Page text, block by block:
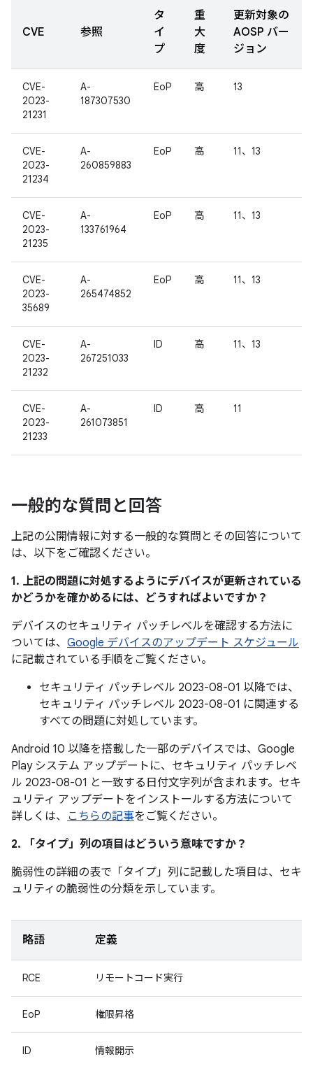
CVE 参照
タ
イ
プ
重
大
度
更新対象の
AOSP バー
ジョン
CVE-
2023-
21231
A-
187307530
EoP 高 13
CVE-
2023-
21234
A-
260859883
EoP 高 11、13
CVE-
2023-
21235
A-
133761964
EoP 高 11、13
CVE-
2023-
35689
A-
265474852
EoP 高 11、13
CVE-
2023-
21232
A-
267251033
ID 高 11、13
CVE-
2023-
21233
A-
261073851
ID 高 11
一般的な質問と回答
上記の公開情報に対する一般的な質問とその回答について
は、以下をご確認ください。
1. 上記の問題に対処するようにデバイスが更新されている
かどうかを確かめるには、どうすればよいですか？
デバイスのセキュリティ パッチレベルを確認する方法に
ついては、 Google デバイスのアップデート スケジュール
に記載されている手順をご覧ください。
セキュリティ パッチレベル 2023-08-01 以降では、
セキュリティ パッチレベル 2023-08-01 に関連する
すべての問題に対処しています。
Android 10 以降を搭載した一部のデバイスでは、Google
Play システム アップデートに、セキュリティ パッチレベ
ル 2023-08-01 と一致する日付文字列が含まれます。セキ
ュリティ アップデートをインストールする方法について
詳しくは、 こちらの記事をご覧ください。
2. 「タイプ」 列の項目はどういう意味ですか？
脆弱性の詳細の表で「タイプ」 列に記載した項目は、セキ
ュリティの脆弱性の分類を示しています。
略語 定義
RCE リモートコード実行
EoP 権限昇格
ID 情報開示